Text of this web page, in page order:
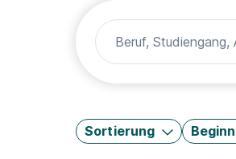
Sortierung Beginn